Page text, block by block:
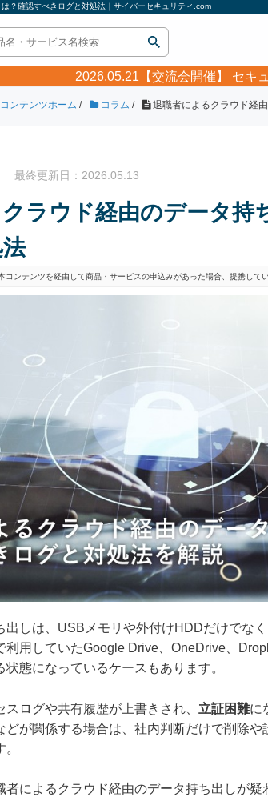
？確認すべきログと対処法｜サイバーセキュリティ.com
2026.05.21【交流会開催】 セキ
コンテンツホーム / コラム / 退職者によるクラウド経
最終更新日：2026.05.13
ラウド経由のデータ持
コンテンツを経由して商品・サービスの申込みがあった場合、提携して
出しは、USBメモリや外付けHDDだけでな
利用していたGoogle Drive、OneDrive、
態になっているケースもあります。
ログや共有履歴が上書きされ、 立証困難に
どが関係する場合は、社内判断だけで削除
者によるクラウド経由のデータ持ち出しが